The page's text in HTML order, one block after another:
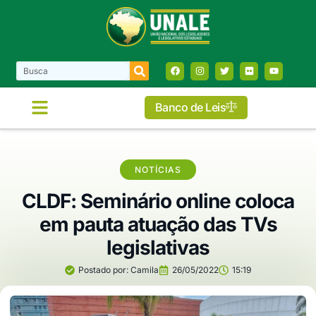
Banco de Leis
NOTÍCIAS
CLDF: Seminário online coloca
em pauta atuação das TVs
legislativas
Postado por: Camila 26/05/2022 15:19